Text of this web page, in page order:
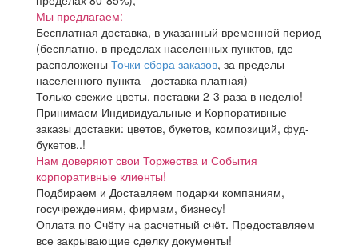
Мы предлагаем:
Бесплатная доставка, в указанный временной период
(бесплатно, в пределах населенных пунктов, где
расположены Точки сбора заказов, за пределы
населенного пункта - доставка платная)
Только свежие цветы, поставки 2-3 раза в неделю!
Принимаем Индивидуальные и Корпоративные
заказы доставки: цветов, букетов, композиций, фуд-
букетов..!
Нам доверяют свои Торжества и События
корпоративные клиенты!
Подбираем и Доставляем подарки компаниям,
госучреждениям, фирмам, бизнесу!
Оплата по Счёту на расчетный счёт. Предоставляем
все закрывающие сделку документы!